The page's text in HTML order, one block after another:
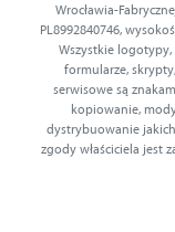
Wrocławia-
PL8992840746,
Wszystkie logotypy,
formularze,
serwisowe są
kopiowanie,
dystrybuowanie
zgody właściciela jest